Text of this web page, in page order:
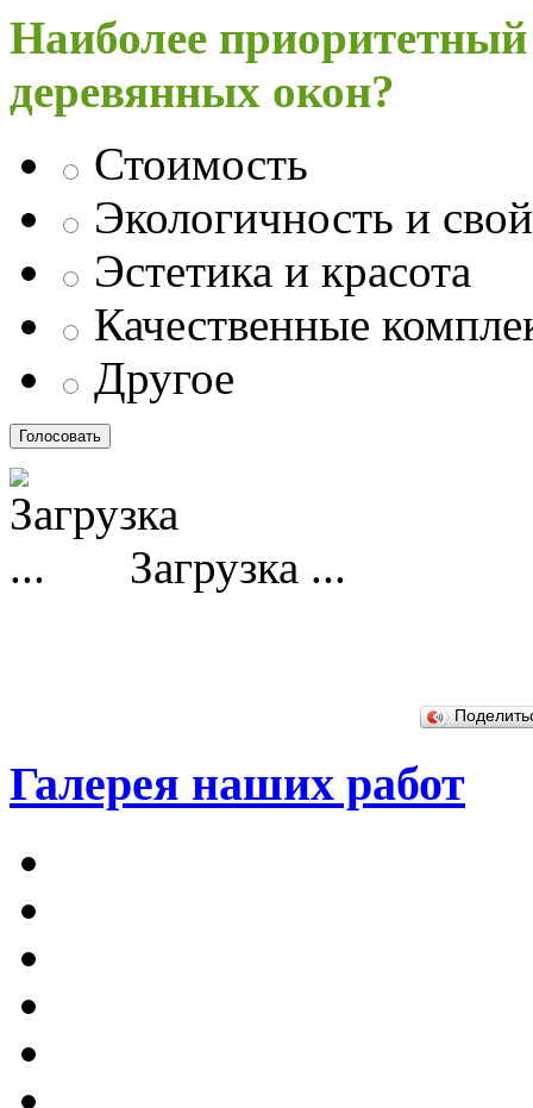
Наиболее
деревянных окон?
Стоимость
Экологичность и
Эстетика и красота
Качественные
Другое
Загрузка ...
Галерея наших работ